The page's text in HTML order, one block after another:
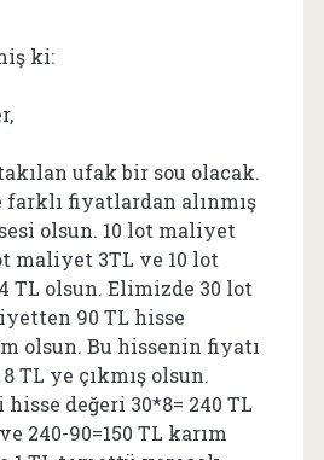
ki:
ufak bir sou olacak.
fiyatlardan alınmış
olsun. 10 lot maliyet
maliyet 3TL ve 10 lot
TL olsun. Elimizde 30 lot
90 TL hisse
olsun. Bu hissenin fiyatı
TL ye çıkmış olsun.
değeri 30*8= 240 TL
240-90=150 TL karım